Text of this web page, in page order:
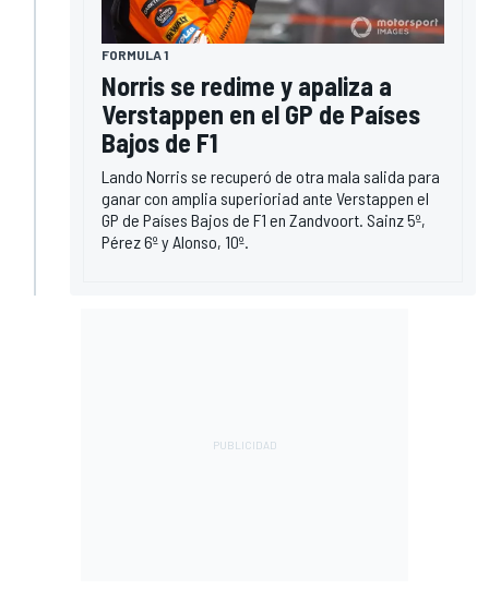
FORMULA 1
Norris se redime y apaliza a
Verstappen en el GP de Países
Bajos de F1
Lando Norris se recuperó de otra mala salida para
ganar con amplia superioriad ante Verstappen el
GP de Países Bajos de F1 en Zandvoort. Sainz 5º,
Pérez 6º y Alonso, 10º.